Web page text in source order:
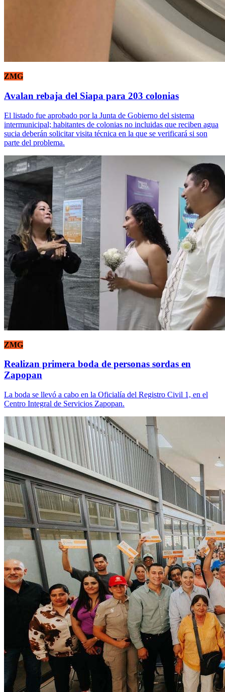
ZMG
Avalan rebaja del Siapa para 203 colonias
El listado fue aprobado por la Junta de Gobierno del sistema
intermunicipal; habitantes de colonias no incluidas que reciben agua
sucia deberán solicitar visita técnica en la que se verificará si son
parte del problema.
ZMG
Realizan primera boda de personas sordas en
Zapopan
La boda se llevó a cabo en la Oficialía del Registro Civil 1, en el
Centro Integral de Servicios Zapopan.